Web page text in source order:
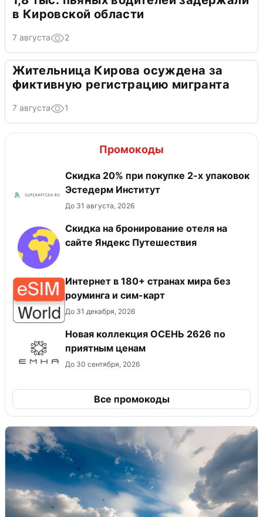
в Кировской области
7 августа 2
Жительница Кирова осуждена за
фиктивную регистрацию мигранта
7 августа 1
Промокоды
Скидка 20% при покупке 2-х упаковок
Эстедерм Институт
До 31 августа, 2026
Скидка на бронирование отеля на
сайте Яндекс Путешествия
Интернет в 180+ странах мира без
роуминга и сим-карт
До 31 декабря, 2026
Новая коллекция ОСЕНЬ 2626 по
приятным ценам
До 30 сентября, 2026
Все промокоды